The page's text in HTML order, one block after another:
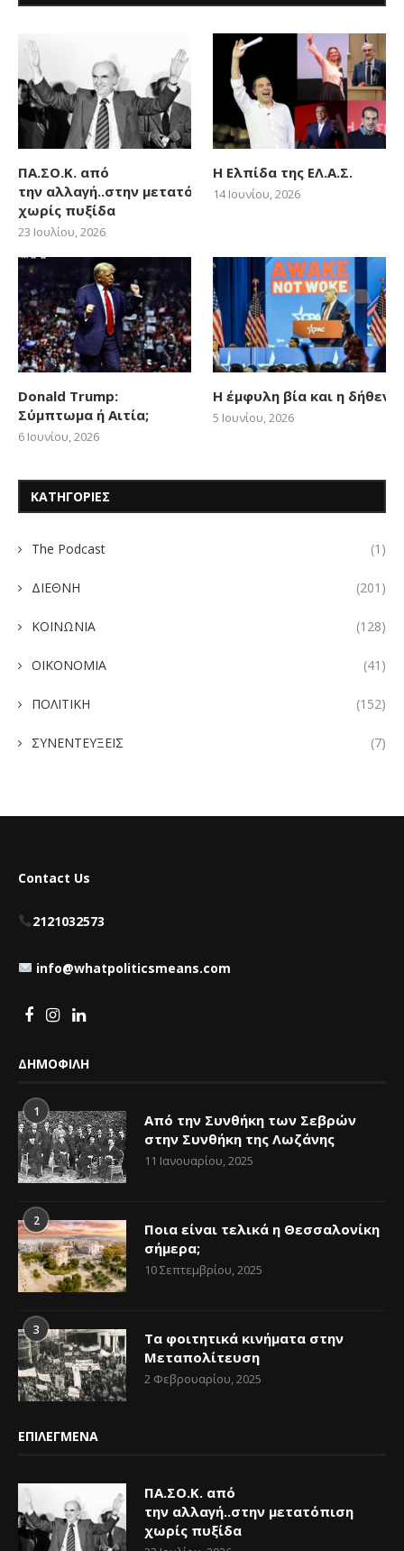
ΠΑ.ΣΟ.Κ. από
την αλλαγή..στην μετατόπιση
χωρίς πυξίδα
23 Ιουλίου, 2026
Η Ελπίδα της ΕΛ.Α.Σ.
14 Ιουνίου, 2026
Donald Trump:
Σύμπτωμα ή Αιτία;
6 Ιουνίου, 2026
Η έμφυλη βία και η δήθεν
5 Ιουνίου, 2026
ΚΑΤΗΓΟΡΙΕΣ
The Podcast (1)
ΔΙΕΘΝΗ (201)
ΚΟΙΝΩΝΙΑ (128)
ΟΙΚΟΝΟΜΙΑ (41)
ΠΟΛΙΤΙΚΗ (152)
ΣΥΝΕΝΤΕΥΞΕΙΣ (7)
Contact Us
2121032573
info@whatpoliticsmeans.com
ΔΗΜΟΦΙΛΗ
1
Από την Συνθήκη των Σεβρών
στην Συνθήκη της Λωζάνης
11 Ιανουαρίου, 2025
2
Ποια είναι τελικά η Θεσσαλονίκη
σήμερα;
10 Σεπτεμβρίου, 2025
3
Τα φοιτητικά κινήματα στην
Μεταπολίτευση
2 Φεβρουαρίου, 2025
ΕΠΙΛΕΓΜΕΝΑ
ΠΑ.ΣΟ.Κ. από
την αλλαγή..στην μετατόπιση
χωρίς πυξίδα